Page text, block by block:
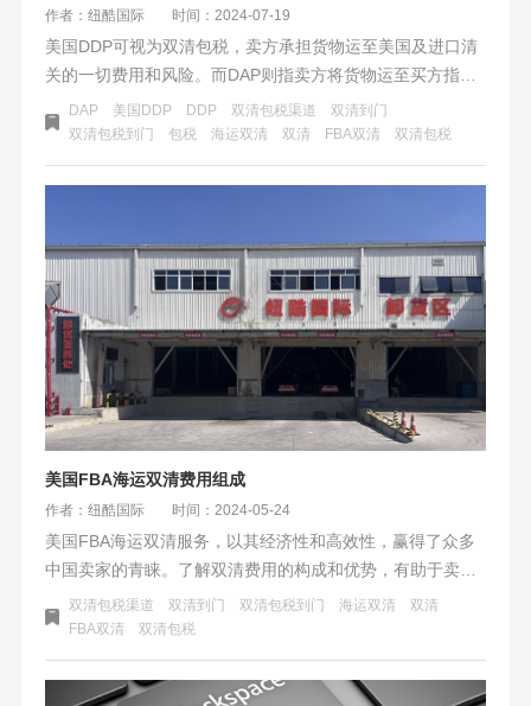
作者：纽酷国际 时间：2024-07-19
美国DDP可视为双清包税，卖方承担货物运至美国及进口清
关的一切费用和风险。而DAP则指卖方将货物运至买方指定
地点，但不负责进口清关，买方需自行处理。DDP与DAP的
区别主要在于责任和费用的承担方不同。
DAP 美国DDP DDP 双清包税渠道
双清到门
双清包税到门
包税 海运双清 双清 FBA双清 双清包税
美国FBA海运双清费用组成
作者：纽酷国际 时间：2024-05-24
美国FBA海运双清服务，以其经济性和高效性，赢得了众多
中国卖家的青睐。了解双清费用的构成和优势，有助于卖家
做出明智的物流选择。同时，选择一个可靠的货代公司，是
确保货物安全、提升运输效率的关键。
双清包税渠道 双清到门 双清包税到门 海运双清
双清
FBA双清
双清包税